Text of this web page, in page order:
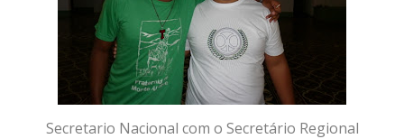
Secretario Nacional com o Secretário Regional